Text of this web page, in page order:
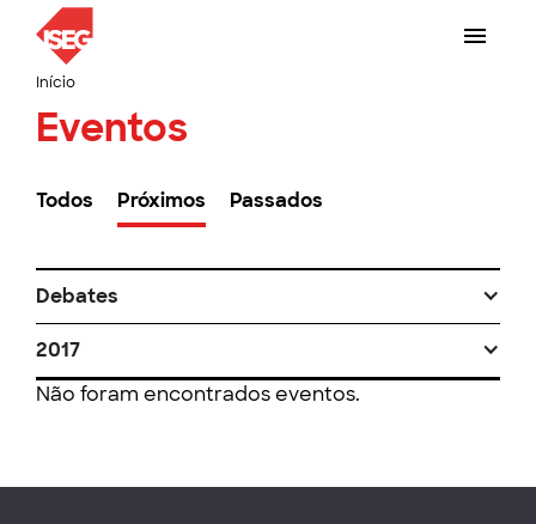
Início
Eventos
Todos Próximos Passados
Debates
2017
Não foram encontrados eventos.